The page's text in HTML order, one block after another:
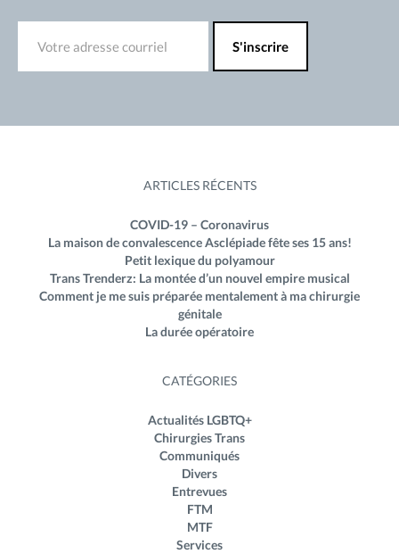
ARTICLES RÉCENTS
COVID-19 – Coronavirus
La maison de convalescence Asclépiade fête ses 15 ans!
Petit lexique du polyamour
Trans Trenderz: La montée d’un nouvel empire musical
Comment je me suis préparée mentalement à ma chirurgie
génitale
La durée opératoire
CATÉGORIES
Actualités LGBTQ+
Chirurgies Trans
Communiqués
Divers
Entrevues
FTM
MTF
Services